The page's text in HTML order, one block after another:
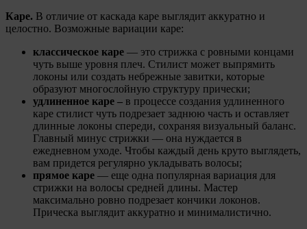
Каре. В отличие от каскада каре выглядит аккуратно и
целостно. Возможные вариации каре:
классическое каре — это стрижка с ровными концами
чуть выше уровня плеч. Стилист может выпрямить
локоны или создать небрежные завитки, которые
образуют многослойную структуру прически;
удлиненное каре – в процессе создания удлиненного
каре стилист чуть подрезает заднюю часть и оставляет
длинные локоны спереди, сохраняя визуальный баланс.
Главный минус стрижки — она нуждается в
ежедневном уходе. Чтобы каждый день круто выглядеть,
вам придется регулярно укладывать волосы;
прямое каре — еще одна популярная вариация для
стрижки на волосы средней длины. Мастер
максимально ровно подрезает кончики локонов.
Прическа выглядит аккуратно и минималистично.